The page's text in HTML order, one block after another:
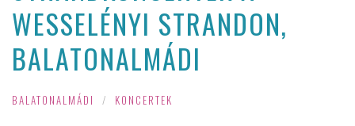
WESSELÉNYI STRANDON,
BALATONALMÁDI
BALATONALMÁDI / KONCERTEK